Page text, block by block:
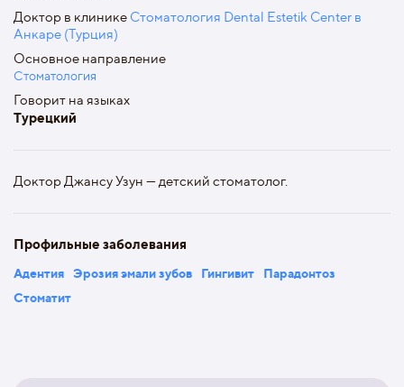
Доктор в клинике Стоматология Dental Estetik Center в
Анкаре (Турция)
Основное направление
Стоматология
Говорит на языках
Турецкий
Доктор Джансу Узун — детский стоматолог.
Профильные заболевания
Адентия Эрозия эмали зубов Гингивит
Парадонтоз
Стоматит